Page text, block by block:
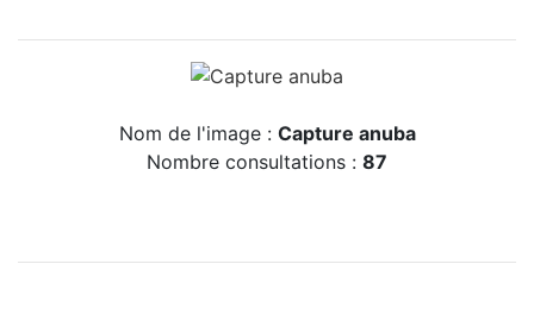
Nom de l'image : Capture anuba
Nombre consultations : 87